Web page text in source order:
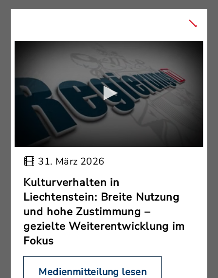
31. März 2026
Kulturverhalten in
Liechtenstein: Breite Nutzung
und hohe Zustimmung –
gezielte Weiterentwicklung im
Fokus
Medienmitteilung lesen